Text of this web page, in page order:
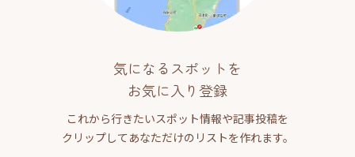
気になるスポットを
お気に入り登録
これから行きたいスポット情報や記事投稿を
クリップしてあなただけのリストを作れます。